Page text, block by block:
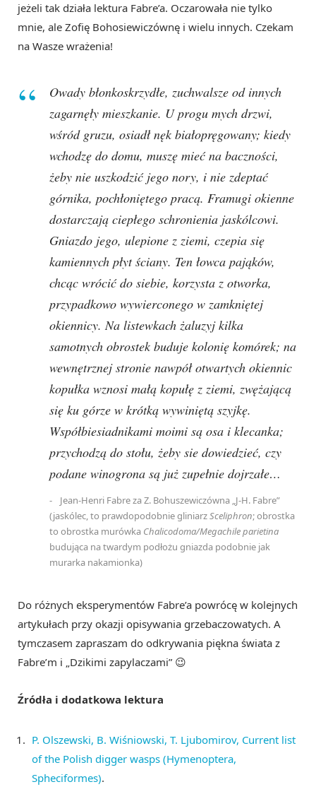
jeżeli tak działa lektura Fabre’a. Oczarowała nie tylko
mnie, ale Zofię Bohosiewiczównę i wielu innych. Czekam
na Wasze wrażenia!
Owady błonkoskrzydłe, zuchwalsze od innych
zagarnęły mieszkanie. U progu mych drzwi,
wśród gruzu, osiadł nęk białopręgowany; kiedy
wchodzę do domu, muszę mieć na baczności,
żeby nie uszkodzić jego nory, i nie zdeptać
górnika, pochłoniętego pracą. Framugi okienne
dostarczają ciepłego schronienia jaskólcowi.
Gniazdo jego, ulepione z ziemi, czepia się
kamiennych płyt ściany. Ten łowca pająków,
chcąc wrócić do siebie, korzysta z otworka,
przypadkowo wywierconego w zamkniętej
okiennicy. Na listewkach żaluzyj kilka
samotnych obrostek buduje kolonię komórek; na
wewnętrznej stronie nawpół otwartych okiennic
kopułka wznosi małą kopułę z ziemi, zwężającą
się ku górze w krótką wywiniętą szyjkę.
Współbiesiadnikami moimi są osa i klecanka;
przychodzą do stołu, żeby sie dowiedzieć, czy
podane winogrona są już zupełnie dojrzałe…
Jean-Henri Fabre za Z. Bohuszewiczówna „J-H. Fabre”
(jaskólec, to prawdopodobnie gliniarzSceliphron; obrostka
to obrostka murówka Chalicodoma/Megachile parietina
budująca na twardym podłożu gniazda podobnie jak
murarka nakamionka)
Do różnych eksperymentów Fabre’a powrócę w kolejnych
artykułach przy okazji opisywania grzebaczowatych. A
tymczasem zapraszam do odkrywania piękna świata z
Fabre’m i „Dzikimi zapylaczami” 😉
Źródła i dodatkowa lektura
P. Olszewski, B. Wiśniowski, T. Ljubomirov, Current list
of the Polish digger wasps (Hymenoptera,
Spheciformes).